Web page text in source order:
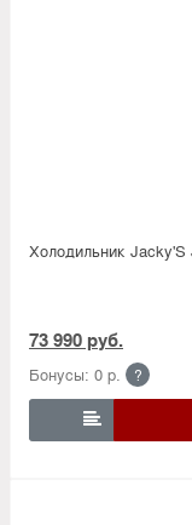
Холодильник Jacky'S
73 990 руб.
Бонусы: 0 р. ?
